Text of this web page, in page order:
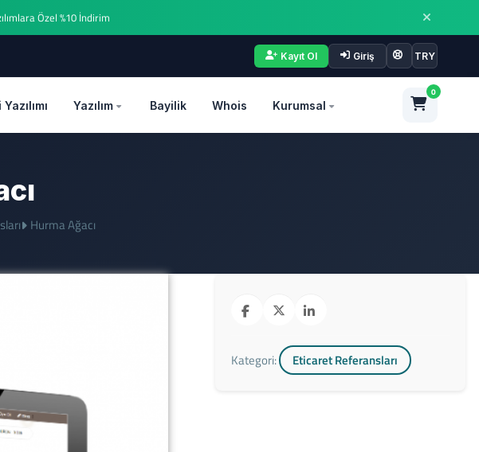
Özel %10 İndirim
Kayıt Ol Giriş TRY
Yazılım Bayilik Whois Kurumsal
0
Hurma Ağacı
Kategori: Eticaret Referansları